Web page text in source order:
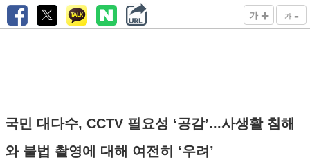
가 + 가 -
국민 대다수, CCTV 필요성 ‘공감’...사생활 침해
와 불법 촬영에 대해 여전히 ‘우려’